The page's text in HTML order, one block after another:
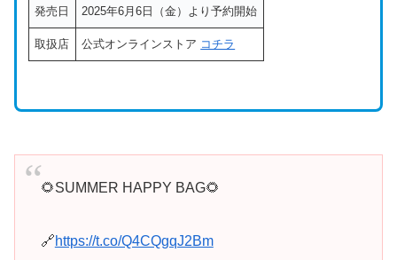
発売日 2025年6月6日（金）より予約開始
取扱店 公式オンラインストア コチラ
🌻SUMMER HAPPY BAG🌻
🔗https://t.co/Q4CQgqJ2Bm